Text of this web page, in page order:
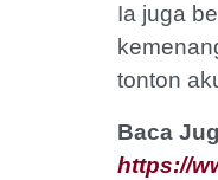
Ia juga
tonton
Baca
https://